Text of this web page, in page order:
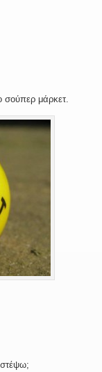
σούπερ μάρκετ.